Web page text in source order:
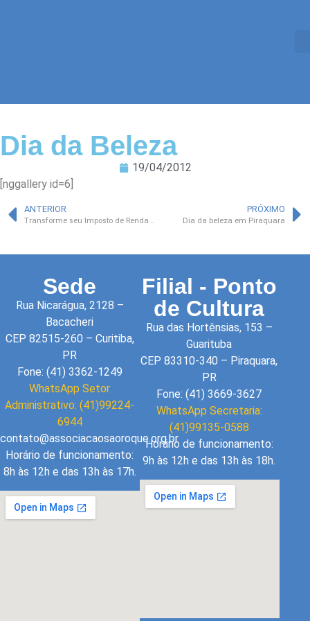
Dia da Beleza
19/04/2012
[nggallery id=6]
ANTERIOR
Transforme seu Imposto de Renda em solidariedade
PRÓXIMO
Dia da beleza em Piraquara
Sede
Rua Nicarágua, 2128 –
Bacacheri
CEP 82515-260 – Curitiba,
PR
Fone: (41) 3362-1249
WhatsApp Setor
Administrativo: (41)99224-
6944
contato@associacaosaoroque.org.br
Horário de funcionamento:
8h às 12h e das 13h às 17h.
Filial - Ponto
de Cultura
Rua das Hortênsias, 153 –
Guarituba
CEP 83310-340 – Piraquara,
PR
Fone: (41) 3669-3627
WhatsApp Secretaria:
(41)99135-0588
Horário de funcionamento:
9h às 12h e das 13h às 18h.